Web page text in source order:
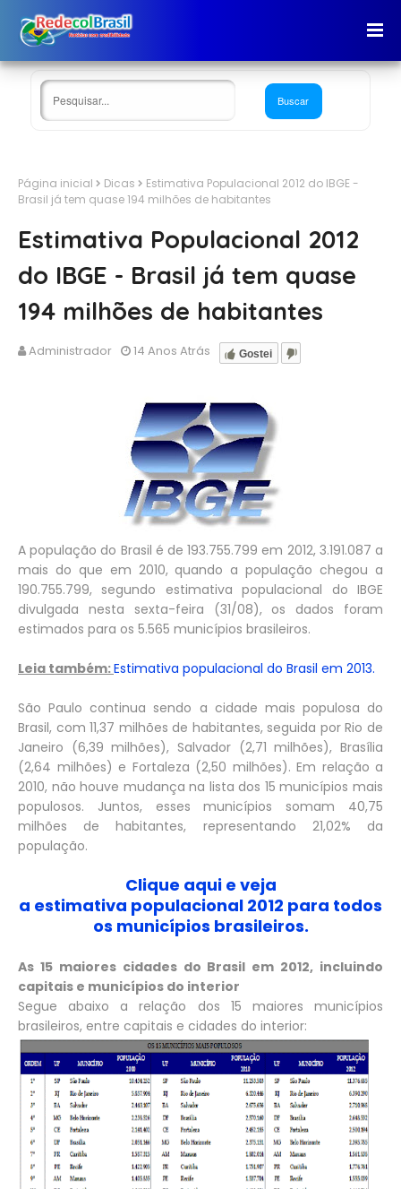
Página inicial Dicas
Estimativa Populacional 2012 do IBGE -
Brasil já tem quase 194 milhões de habitantes
Estimativa Populacional 2012
do IBGE - Brasil já tem quase
194 milhões de habitantes
Administrador Gostei
14 Anos Atrás
A população do Brasil é de 193.755.799 em 2012, 3.191.087 a
mais do que em 2010, quando a população chegou a
190.755.799, segundo estimativa populacional do IBGE
divulgada nesta sexta-feira (31/08), os dados foram
estimados para os 5.565 municípios brasileiros.
Leia também:Estimativa populacional do Brasil em 2013.
São Paulo continua sendo a cidade mais populosa do
Brasil, com 11,37 milhões de habitantes, seguida por Rio de
Janeiro (6,39 milhões), Salvador (2,71 milhões), Brasília
(2,64 milhões) e Fortaleza (2,50 milhões). Em relação a
2010, não houve mudança na lista dos 15 municípios mais
populosos. Juntos, esses municípios somam 40,75
milhões de habitantes, representando 21,02% da
população.
Clique aqui e veja
a estimativa populacional 2012 para todos
os municípios brasileiros.
As 15 maiores cidades do Brasil em 2012, incluindo
capitais e municípios do interior
Segue abaixo a relação dos 15 maiores municípios
brasileiros, entre capitais e cidades do interior: